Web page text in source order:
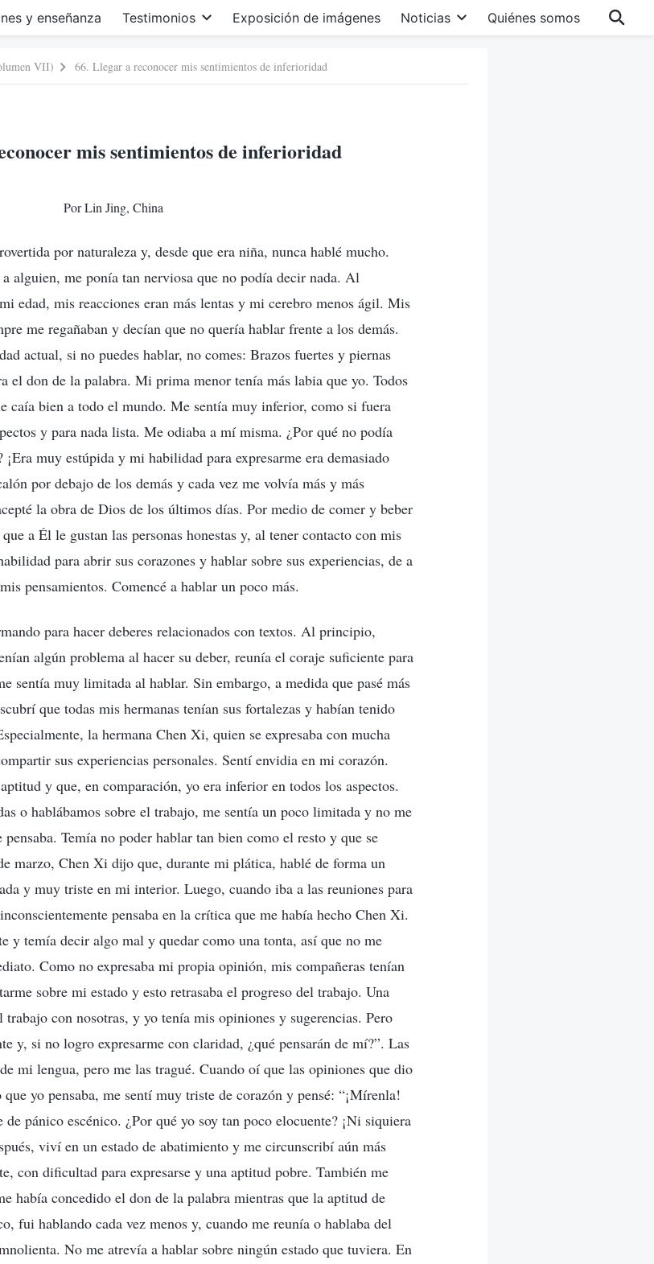
y enseñanza Testimonios Exposición de imágenes Noticias Quiénes somos
VII) 66. Llegar a reconocer mis sentimientos de inferioridad
mis sentimientos de inferioridad
Por Lin Jing, China
por naturaleza y, desde que era niña, nunca hablé mucho.
alguien, me ponía tan nerviosa que no podía decir nada. Al
edad, mis reacciones eran más lentas y mi cerebro menos ágil. Mis
me regañaban y decían que no quería hablar frente a los demás.
actual, si no puedes hablar, no comes: Brazos fuertes y piernas
el don de la palabra. Mi prima menor tenía más labia que yo. Todos
caía bien a todo el mundo. Me sentía muy inferior, como si fuera
y para nada lista. Me odiaba a mí misma. ¿Por qué no podía
muy estúpida y mi habilidad para expresarme era demasiado
por debajo de los demás y cada vez me volvía más y más
la obra de Dios de los últimos días. Por medio de comer y beber
a Él le gustan las personas honestas y, al tener contacto con mis
para abrir sus corazones y hablar sobre sus experiencias, de a
pensamientos. Comencé a hablar un poco más.
para hacer deberes relacionados con textos. Al principio,
algún problema al hacer su deber, reunía el coraje suficiente para
sentía muy limitada al hablar. Sin embargo, a medida que pasé más
que todas mis hermanas tenían sus fortalezas y habían tenido
la hermana Chen Xi, quien se expresaba con mucha
sus experiencias personales. Sentí envidia en mi corazón.
y que, en comparación, yo era inferior en todos los aspectos.
o hablábamos sobre el trabajo, me sentía un poco limitada y no me
Temía no poder hablar tan bien como el resto y que se
marzo, Chen Xi dijo que, durante mi plática, hablé de forma un
y muy triste en mi interior. Luego, cuando iba a las reuniones para
pensaba en la crítica que me había hecho Chen Xi.
y temía decir algo mal y quedar como una tonta, así que no me
Como no expresaba mi propia opinión, mis compañeras tenían
sobre mi estado y esto retrasaba el progreso del trabajo. Una
con nosotras, y yo tenía mis opiniones y sugerencias. Pero
y, si no logro expresarme con claridad, ¿qué pensarán de mí?”. Las
mi lengua, pero me las tragué. Cuando oí que las opiniones que dio
yo pensaba, me sentí muy triste de corazón y pensé: “¡Mírenla!
pánico escénico. ¿Por qué yo soy tan poco elocuente? ¡Ni siquiera
viví en un estado de abatimiento y me circunscribí aún más
con dificultad para expresarse y una aptitud pobre. También me
había concedido el don de la palabra mientras que la aptitud de
fui hablando cada vez menos y, cuando me reunía o hablaba del
No me atrevía a hablar sobre ningún estado que tuviera. En